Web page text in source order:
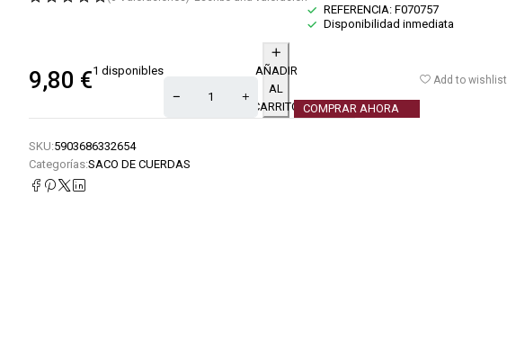
REFERENCIA: F070757
Disponibilidad inmediata
9,80 €1 disponibles
AÑADIR
AL
CARRITO
COMPRAR AHORA
Add to wishlist
SKU:5903686332654
Categorías:SACO DE CUERDAS